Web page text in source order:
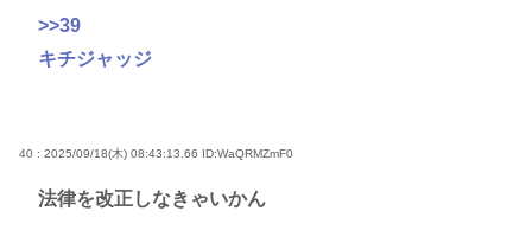
>>39
キチジャッジ
40 : 2025/09/18(木) 08:43:13.66 ID:WaQRMZmF0
法律を改正しなきゃいかん